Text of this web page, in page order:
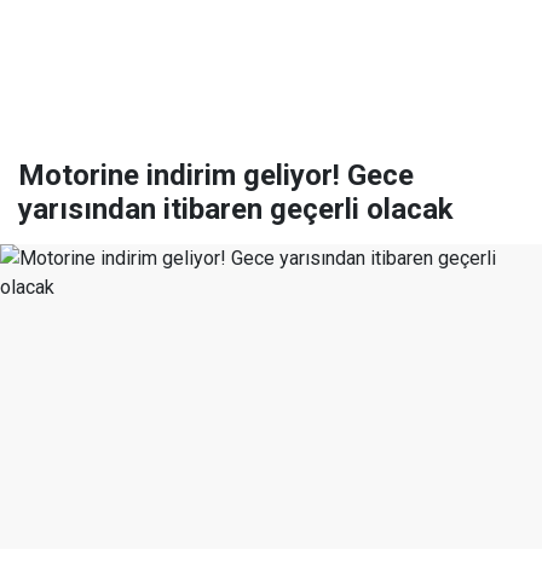
Motorine indirim geliyor! Gece
yarısından itibaren geçerli olacak